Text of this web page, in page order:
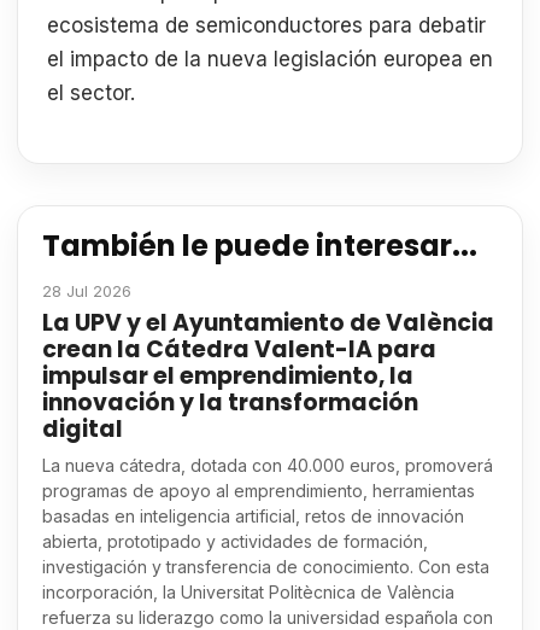
ecosistema de semiconductores para debatir
el impacto de la nueva legislación europea en
el sector.
También le puede interesar...
28 Jul 2026
La UPV y el Ayuntamiento de València
crean la Cátedra Valent-IA para
impulsar el emprendimiento, la
innovación y la transformación
digital
La nueva cátedra, dotada con 40.000 euros, promoverá
programas de apoyo al emprendimiento, herramientas
basadas en inteligencia artificial, retos de innovación
abierta, prototipado y actividades de formación,
investigación y transferencia de conocimiento. Con esta
incorporación, la Universitat Politècnica de València
refuerza su liderazgo como la universidad española con